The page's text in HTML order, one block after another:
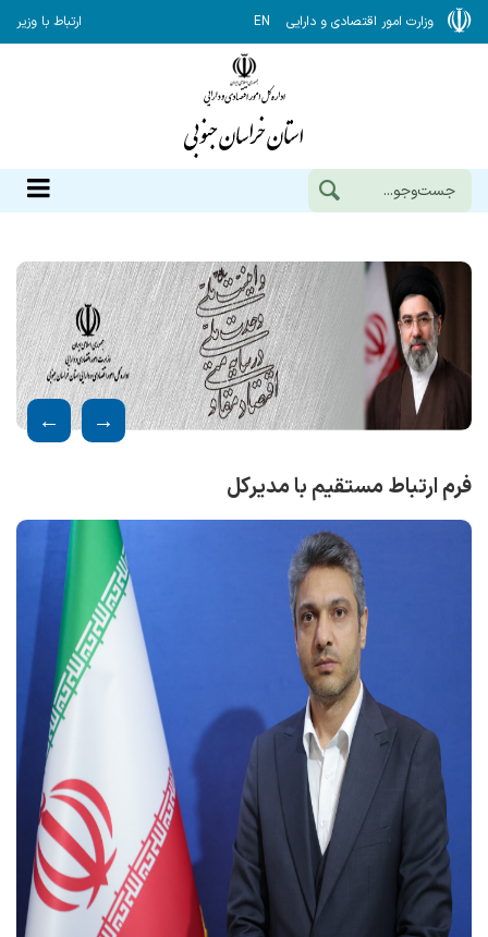
وزارت امور اقتصادی و دارایی EN ارتباط با وزیر
فرم ارتباط مستقیم با مدیرکل